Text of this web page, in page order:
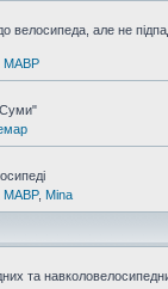
але не
MABP
MABP, Mina
та